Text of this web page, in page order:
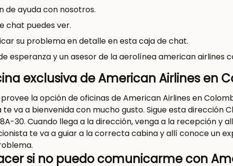
de ayuda con nosotros.
chat puedes ver.
su problema en detalle en esta caja de chat.
esperanza y un asesor de la aerolínea american airlines
exclusiva de American Airlines en
la opción de oficinas de American Airlines en
va a bienvenida con mucho gusto. Sigue esta dirección
30. Cuando llega a la dirección, venga a la recepción y
te va a guiar a la correcta cabina y allí conoce un
si no puedo comunicarme con